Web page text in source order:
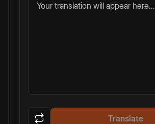
Your translation will appear here...
Translate